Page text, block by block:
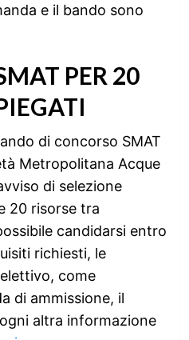
e il bando sono
PER 20
di concorso SMAT
Metropolitana Acque
di selezione
20 risorse tra
candidarsi entro
richiesti, le
come
di ammissione, il
altra informazione